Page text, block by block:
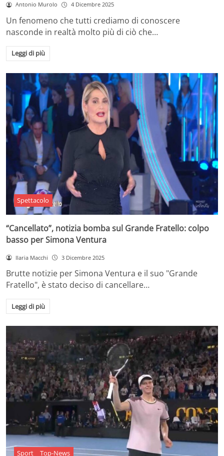
Antonio Murolo 4 Dicembre 2025
Un fenomeno che tutti crediamo di conoscere
nasconde in realtà molto più di ciò che…
Leggi di più
Spettacolo
“Cancellato”, notizia bomba sul Grande Fratello: colpo
basso per Simona Ventura
Ilaria Macchi 3 Dicembre 2025
Brutte notizie per Simona Ventura e il suo "Grande
Fratello", è stato deciso di cancellare…
Leggi di più
Sport Top-News